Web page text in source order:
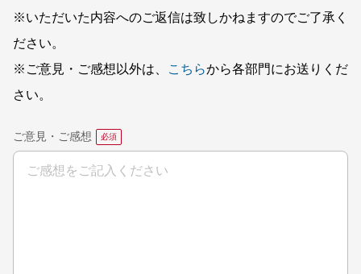
※いただいた内容へのご返信は致しかねますのでご了承く
ださい。
※ご意見・ご感想以外は、
こちらから各部門にお送りくだ
さい。
ご意見・ご感想